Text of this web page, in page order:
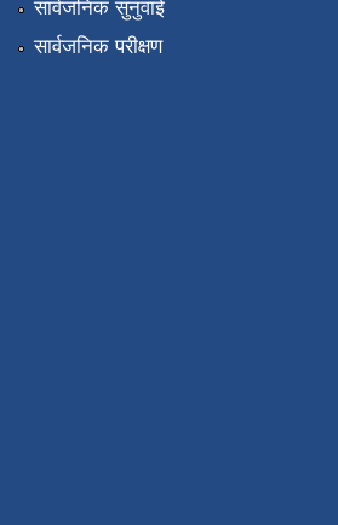
सार्वजनिक सुनुवाई
सार्वजनिक परीक्षण